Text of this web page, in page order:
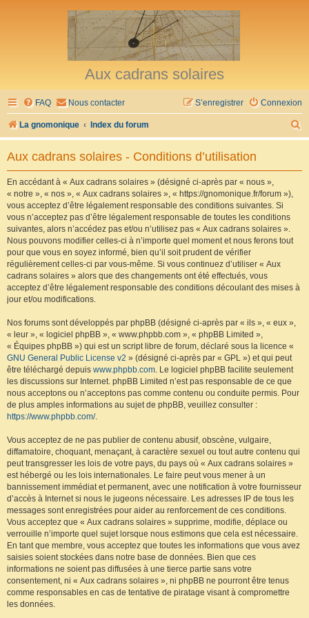
Aux cadrans solaires
FAQ Nous contacter Connexion
S’enregistrer
La gnomonique Index du forum
e
Aux cadrans solaires - Conditions d’utilisation
En accédant à « Aux cadrans solaires » (désigné ci-après par « nous »,
« notre », « nos », « Aux cadrans solaires », « https://gnomonique.fr/forum »),
vous acceptez d’être légalement responsable des conditions suivantes. Si
vous n’acceptez pas d’être légalement responsable de toutes les conditions
suivantes, alors n’accédez pas et/ou n’utilisez pas « Aux cadrans solaires ».
Nous pouvons modifier celles-ci à n’importe quel moment et nous ferons tout
pour que vous en soyez informé, bien qu’il soit prudent de vérifier
régulièrement celles-ci par vous-même. Si vous continuez d’utiliser « Aux
cadrans solaires » alors que des changements ont été effectués, vous
acceptez d’être légalement responsable des conditions découlant des mises à
jour et/ou modifications.
Nos forums sont développés par phpBB (désigné ci-après par « ils », « eux »,
« leur », « logiciel phpBB », « www.phpbb.com », « phpBB Limited »,
« Équipes phpBB ») qui est un script libre de forum, déclaré sous la licence «
GNU General Public License v2 » (désigné ci-après par « GPL ») et qui peut
être téléchargé depuis www.phpbb.com. Le logiciel phpBB facilite seulement
les discussions sur Internet. phpBB Limited n’est pas responsable de ce que
nous acceptons ou n’acceptons pas comme contenu ou conduite permis. Pour
de plus amples informations au sujet de phpBB, veuillez consulter :
https://www.phpbb.com/.
Vous acceptez de ne pas publier de contenu abusif, obscène, vulgaire,
diffamatoire, choquant, menaçant, à caractère sexuel ou tout autre contenu qui
peut transgresser les lois de votre pays, du pays où « Aux cadrans solaires »
est hébergé ou les lois internationales. Le faire peut vous mener à un
bannissement immédiat et permanent, avec une notification à votre fournisseur
d’accès à Internet si nous le jugeons nécessaire. Les adresses IP de tous les
messages sont enregistrées pour aider au renforcement de ces conditions.
Vous acceptez que « Aux cadrans solaires » supprime, modifie, déplace ou
verrouille n’importe quel sujet lorsque nous estimons que cela est nécessaire.
En tant que membre, vous acceptez que toutes les informations que vous avez
saisies soient stockées dans notre base de données. Bien que ces
informations ne soient pas diffusées à une tierce partie sans votre
consentement, ni « Aux cadrans solaires », ni phpBB ne pourront être tenus
comme responsables en cas de tentative de piratage visant à compromettre
les données.